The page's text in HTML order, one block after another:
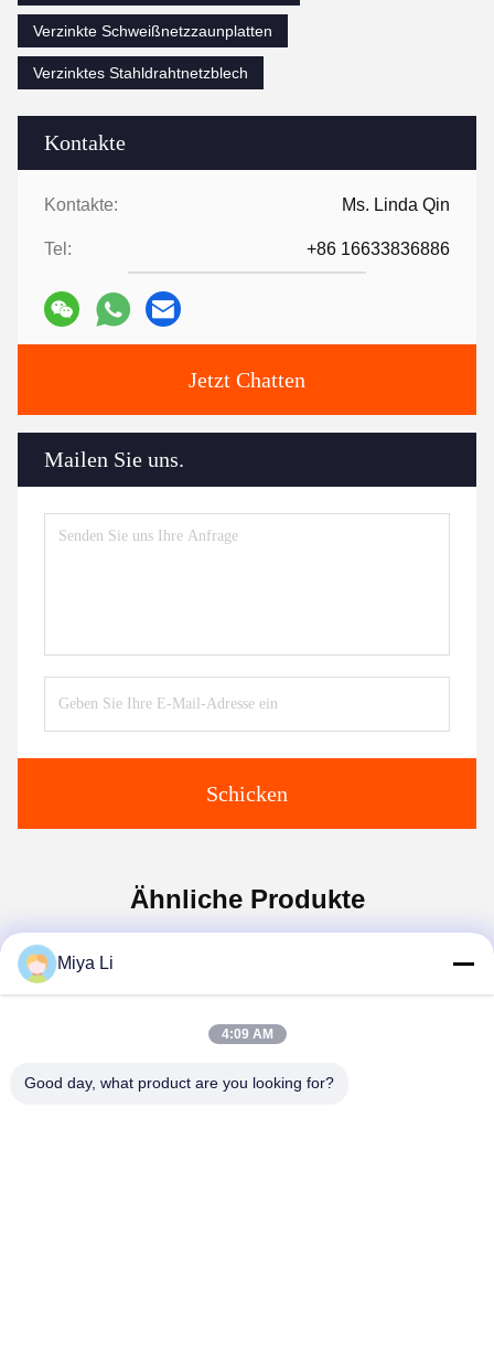
Kontakte
Kontakte: Ms. Linda Qin
Tel: +86 16633836886
Jetzt Chatten
Mailen Sie uns.
Schicken
Verzinkte Schweißnetzzaunplatten
Verzinktes Stahldrahtnetzblech
Ähnliche Produkte
Miya Li
4:09 AM
Good day, what product are you looking for?